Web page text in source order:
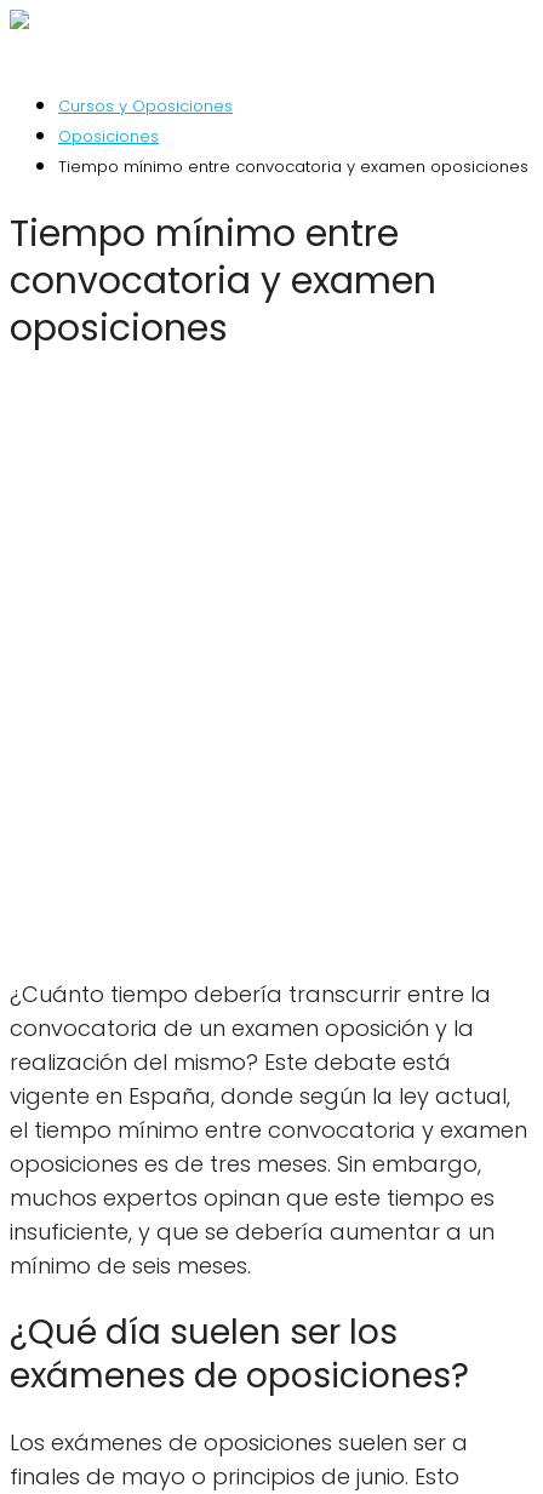
Cursos y Oposiciones
Oposiciones
Tiempo mínimo entre convocatoria y examen oposiciones
Tiempo mínimo entre
convocatoria y examen
oposiciones
¿Cuánto tiempo debería transcurrir entre la
convocatoria de un examen oposición y la
realización del mismo? Este debate está
vigente en España, donde según la ley actual,
el tiempo mínimo entre convocatoria y examen
oposiciones es de tres meses. Sin embargo,
muchos expertos opinan que este tiempo es
insuficiente, y que se debería aumentar a un
mínimo de seis meses.
¿Qué día suelen ser los
exámenes de oposiciones?
Los exámenes de oposiciones suelen ser a
finales de mayo o principios de junio. Esto